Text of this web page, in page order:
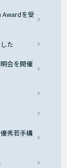
Awardを受
た
会を開催
秀若手構